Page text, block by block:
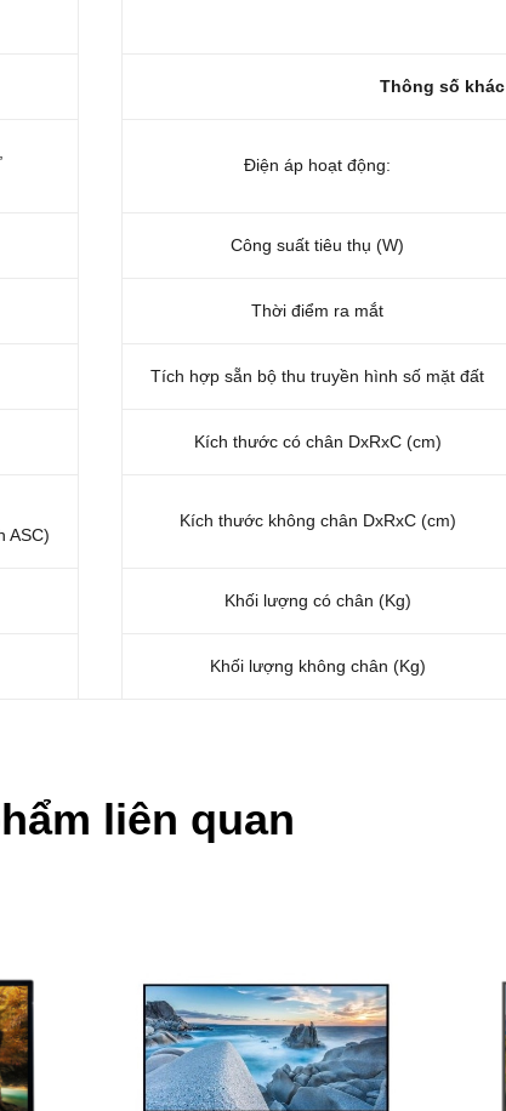
Thông số khác
Điện áp hoạt động:
Công suất tiêu thụ (W)
Thời điểm ra mắt
Tích hợp sẵn bộ thu truyền hình số mặt đất
Kích thước có chân DxRxC (cm)
ASC)
Kích thước không chân DxRxC (cm)
Khối lượng có chân (Kg)
Khối lượng không chân (Kg)
liên quan